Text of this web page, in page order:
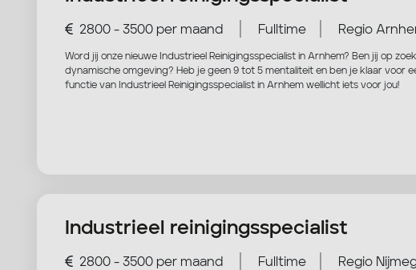
2800 - 3500 per maand Fulltime Regio
Word jij onze nieuwe Industrieel Reinigingsspecialist in Arnhem? Ben jij op
dynamische omgeving? Heb je geen 9 tot 5 mentaliteit en ben je klaar voor
functie van Industrieel Reinigingsspecialist in Arnhem wellicht iets voor jou!
Industrieel reinigingsspecialist
2800 - 3500 per maand Fulltime Regio